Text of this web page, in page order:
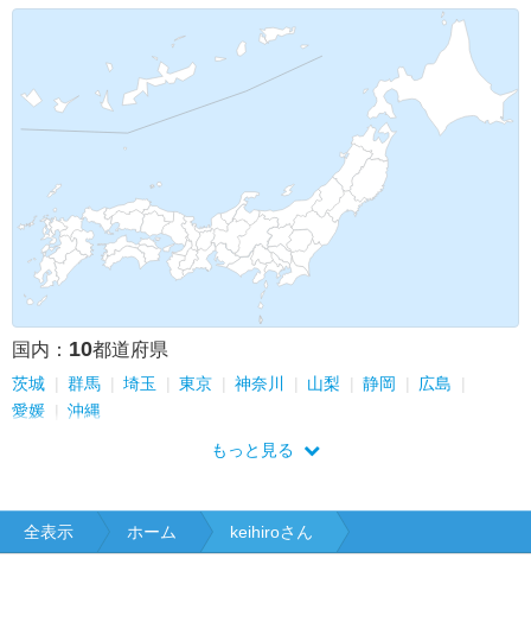
国内： 10都道府県
茨城 群馬 埼玉 東京 神奈川 山梨 静岡
広島
愛媛
沖縄
もっと見る
全表示 ホーム keihiroさん